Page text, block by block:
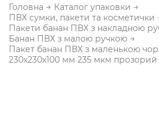
Головна → Каталог упаковки →
ПВХ сумки, пакети та косметички
Пакети банан ПВХ з накладною
Банан ПВХ з малою ручкою →
Пакет банан ПВХ з маленькою
230х230х100 мм 235 мкм